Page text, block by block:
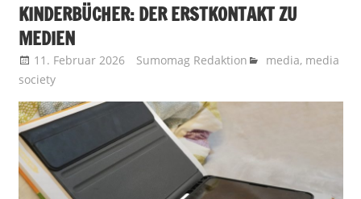
KINDERBÜCHER: DER ERSTKONTAKT ZU
MEDIEN
11. Februar 2026 Sumomag Redaktion media, media
society